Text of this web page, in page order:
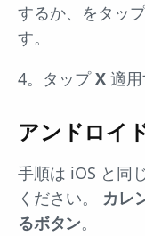
するか、をタッ
す。
4。タップX 適用
アンドロイ
手順は iOS と同
ください。 カレ
るボタン。